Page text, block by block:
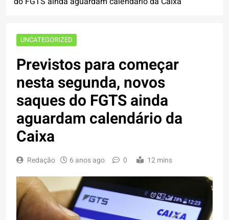
UNCATEGORIZED
Previstos para começar
nesta segunda, novos
saques do FGTS ainda
aguardam calendário da
Caixa
Redação 6 anos ago 0 12 mins